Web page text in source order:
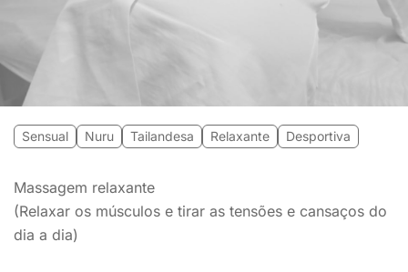
Sensual Nuru Tailandesa Relaxante Desportiva
Massagem relaxante
(Relaxar os músculos e tirar as tensões e cansaços do
dia a dia)